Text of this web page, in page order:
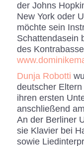
der Johns
New York oder
möchte sein
Schattendasein
des
Dunja Robotti
deutscher
ihren ersten
anschließend
An der Berliner
sie Klavier bei
sowie